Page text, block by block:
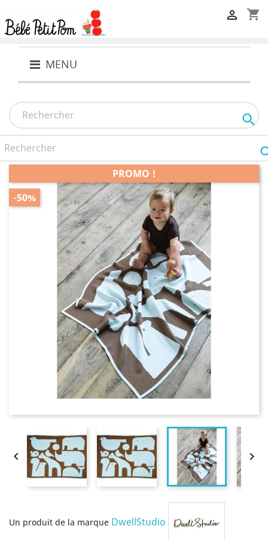
shopping_cart

MENU

PROMO !
-50%
 
Un produit de la marque DwellStudio